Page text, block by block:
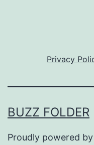
Privacy
BUZZ FOLDER
Proudly powered by